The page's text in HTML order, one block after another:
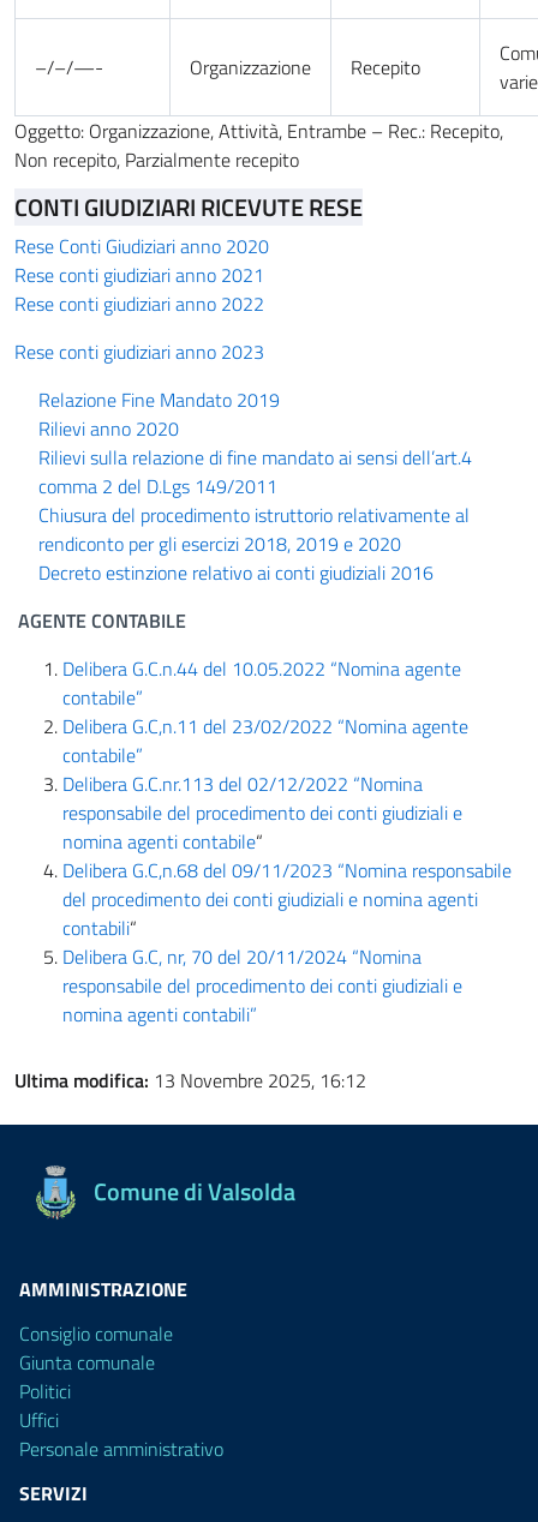
–/–/—- Organizzazione Recepito
varie
Oggetto: Organizzazione, Attività, Entrambe – Rec.: Recepito,
Non recepito, Parzialmente recepito
CONTI GIUDIZIARI RICEVUTE RESE
Rese Conti Giudiziari anno 2020
Rese conti giudiziari anno 2021
Rese conti giudiziari anno 2022
Rese conti giudiziari anno 2023
Relazione Fine Mandato 2019
Rilievi anno 2020
Rilievi sulla relazione di fine mandato ai sensi dell’art.4
comma 2 del D.Lgs 149/2011
Chiusura del procedimento istruttorio relativamente al
rendiconto per gli esercizi 2018, 2019 e 2020
Decreto estinzione relativo ai conti giudiziali 2016
AGENTE CONTABILE
Delibera G.C.n.44 del 10.05.2022 “Nomina agente
contabile”
Delibera G.C,n.11 del 23/02/2022 “Nomina agente
contabile”
Delibera G.C.nr.113 del 02/12/2022 “Nomina
responsabile del procedimento dei conti giudiziali e
nomina agenti contabile“
Delibera G.C,n.68 del 09/11/2023 “Nomina responsabile
del procedimento dei conti giudiziali e nomina agenti
contabili“
Delibera G.C, nr, 70 del 20/11/2024 “Nomina
responsabile del procedimento dei conti giudiziali e
nomina agenti contabili”
Ultima modifica: 13 Novembre 2025, 16:12
Comune di Valsolda
AMMINISTRAZIONE
Consiglio comunale
Giunta comunale
Politici
Uffici
Personale amministrativo
SERVIZI